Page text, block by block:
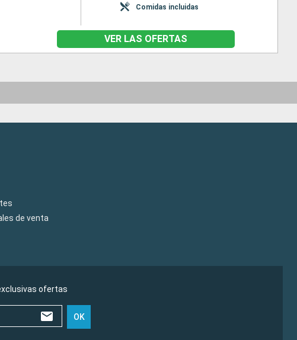
Comidas incluidas
VER LAS OFERTAS
de venta
ofertas
OK